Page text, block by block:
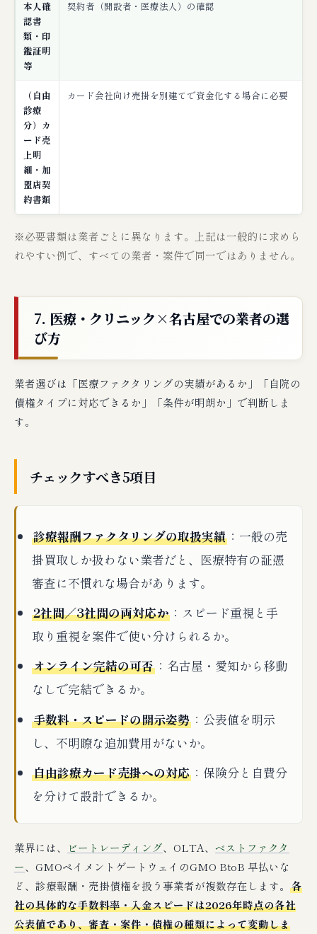
本人確
認書
類・印
鑑証明
等
契約者（開設者・医療法人）の確認
（自由
診療
分）カ
ード売
上明
細・加
盟店契
約書類
カード会社向け売掛を別建てで資金化する場合に必要
※必要書類は業者ごとに異なります。上記は一般的に求めら
れやすい例で、すべての業者・案件で同一ではありません。
7. 医療・クリニック×名古屋での業者の選
び方
業者選びは「医療ファクタリングの実績があるか」「自院の
債権タイプに対応できるか」「条件が明朗か」で判断しま
す。
チェックすべき5項目
診療報酬ファクタリングの取扱実績 ：一般の売
掛買取しか扱わない業者だと、医療特有の証憑
審査に不慣れな場合があります。
2社間／3社間の両対応か ：スピード重視と手
取り重視を案件で使い分けられるか。
オンライン完結の可否 ：名古屋・愛知から移動
なしで完結できるか。
手数料・スピードの開示姿勢 ：公表値を明示
し、不明瞭な追加費用がないか。
自由診療カード売掛への対応 ：保険分と自費分
を分けて設計できるか。
業界には、 ビートレーディング、OLTA、 ベストファクタ
ー、GMOペイメントゲートウェイのGMO BtoB 早払いな
ど、診療報酬・売掛債権を扱う事業者が複数存在します。 各
社の具体的な手数料率・入金スピードは2026年時点の各社
公表値であり、審査・案件・債権の種類によって変動しま